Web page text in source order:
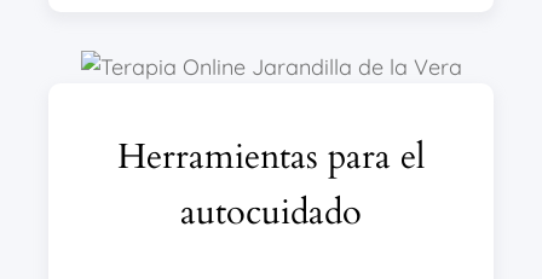
Herramientas para el
autocuidado